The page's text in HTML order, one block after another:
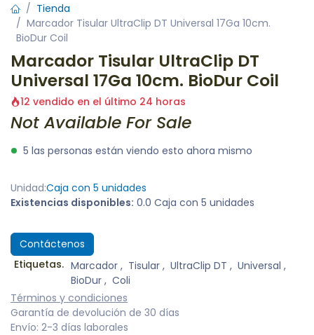
Tienda
Marcador Tisular UltraClip DT Universal 17Ga 10cm.
BioDur Coil
Marcador Tisular UltraClip DT
Universal 17Ga 10cm. BioDur Coil
12 vendido en el último 24 horas
Not Available For Sale
5 las personas están viendo esto ahora mismo
Unidad:Caja con 5 unidades
Existencias disponibles: 0.0 Caja con 5 unidades
Contáctenos
Etiquetas. Marcador, Tisular, UltraClip DT , Universal ,
BioDur, Coli
Términos y condiciones
Garantía de devolución de 30 días
Envío: 2-3 días laborales